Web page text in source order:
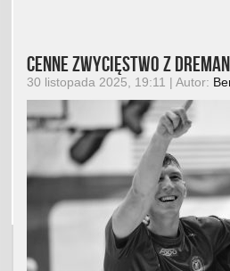
Cenne zwycięstwo z
30 listopada 2025, 19:11 | Autor: